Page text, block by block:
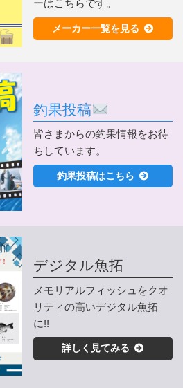
ーはこちらです。
メーカー一覧を見る
釣果投稿
皆さまからの釣果情報をお待
ちしています。
釣果投稿はこちら
デジタル魚拓
メモリアルフィッシュをクオ
リティの高いデジタル魚拓
に!!
詳しく見てみる